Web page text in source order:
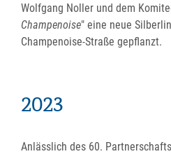
Wolfgang Noller und dem
Champenoise" eine neue
Champenoise-Straße gepflanzt.
2023
Anlässlich des 60.